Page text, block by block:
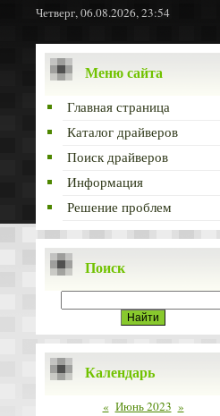
Четверг, 06.08.2026, 23:54
Меню сайта
Главная страница
Каталог драйверов
Поиск драйверов
Информация
Решение проблем
Поиск
Календарь
« Июнь 2023 »